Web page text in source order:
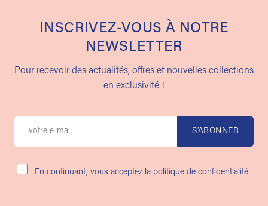
INSCRIVEZ-VOUS À NOTRE
NEWSLETTER
Pour recevoir des actualités, offres et nouvelles collections
en exclusivité !
En continuant, vous acceptez la politique de confidentialité